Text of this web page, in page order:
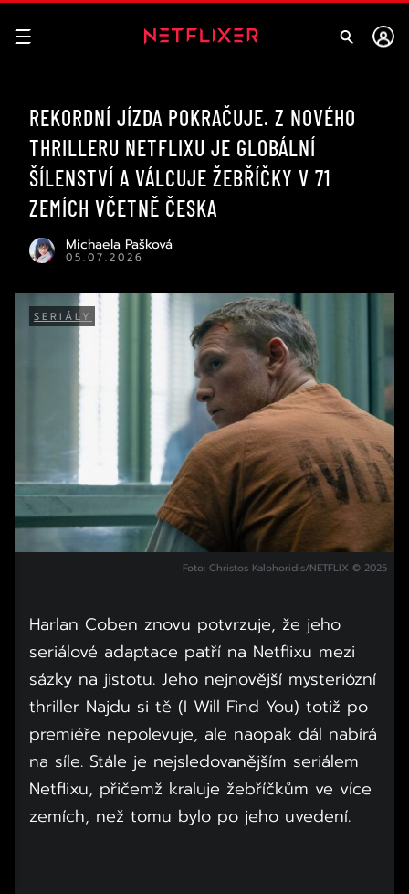
REKORDNÍ JÍZDA POKRAČUJE. Z NOVÉHO
THRILLERU NETFLIXU JE GLOBÁLNÍ
ŠÍLENSTVÍ A VÁLCUJE ŽEBŘÍČKY V 71
ZEMÍCH VČETNĚ ČESKA
Michaela Pašková
05.07.2026
SERIÁLY
Foto: Christos Kalohoridis/NETFLIX © 2025
Harlan Coben znovu potvrzuje, že jeho
seriálové adaptace patří na Netflixu mezi
sázky na jistotu. Jeho nejnovější mysteriózní
thriller Najdu si tě (I Will Find You) totiž po
premiéře nepolevuje, ale naopak dál nabírá
na síle. Stále je nejsledovanějším seriálem
Netflixu, přičemž kraluje žebříčkům ve více
zemích, než tomu bylo po jeho uvedení.